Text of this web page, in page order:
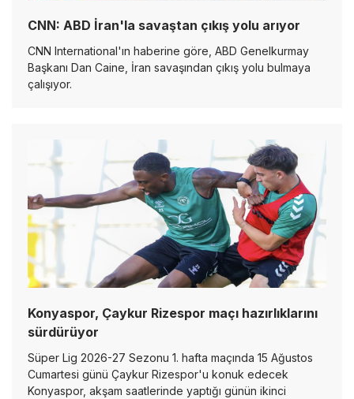
CNN: ABD İran'la savaştan çıkış yolu arıyor
CNN International'ın haberine göre, ABD Genelkurmay
Başkanı Dan Caine, İran savaşından çıkış yolu bulmaya
çalışıyor.
Konyaspor, Çaykur Rizespor maçı hazırlıklarını
sürdürüyor
Süper Lig 2026-27 Sezonu 1. hafta maçında 15 Ağustos
Cumartesi günü Çaykur Rizespor'u konuk edecek
Konyaspor, akşam saatlerinde yaptığı günün ikinci